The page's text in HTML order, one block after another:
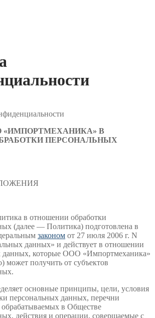
«ИМПОРТМЕХАНИКА» В
ПЕРСОНАЛЬНЫХ
в отношении обработки
(далее — Политика) подготовлена в
законом от 27 июля 2006 г. N
данных» и действует в отношении
данных, которые ООО «Импортмеханика»
может получить от субъектов
основные принципы, цели, условия
персональных данных, перечни
обрабатываемых в Обществе
действия и операции, совершаемые с